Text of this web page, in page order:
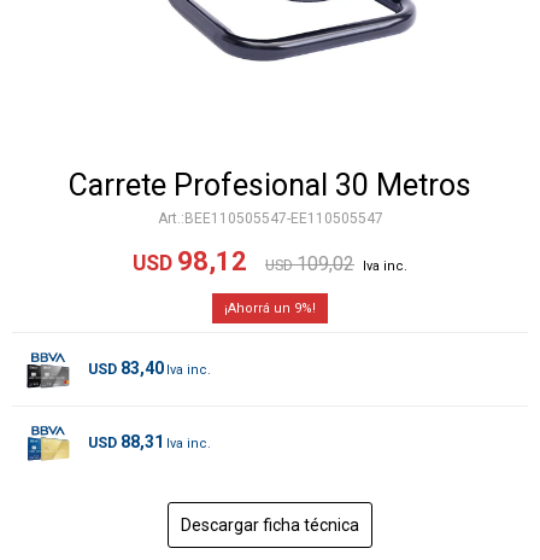
Carrete Profesional 30 Metros
BEE110505547-EE110505547
USD 98,12 USD 109,02
9
USD 83,40
USD 88,31
Descargar ficha técnica